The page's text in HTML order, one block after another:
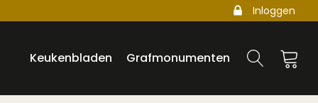
Inloggen
Keukenbladen Grafmonumenten